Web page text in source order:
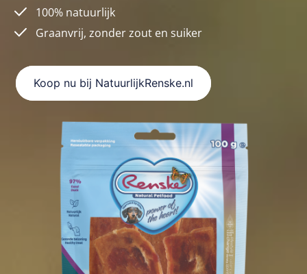
100% natuurlijk
Graanvrij, zonder zout en suiker
Koop nu bij NatuurlijkRenske.nl